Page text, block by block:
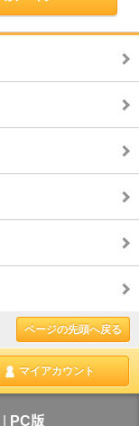
ページの先頭へ戻る
マイアカウント
PC版